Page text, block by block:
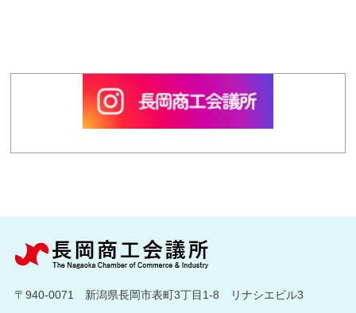
〒940-0071 新潟県長岡市表町3丁目1-8 リナシエビル3